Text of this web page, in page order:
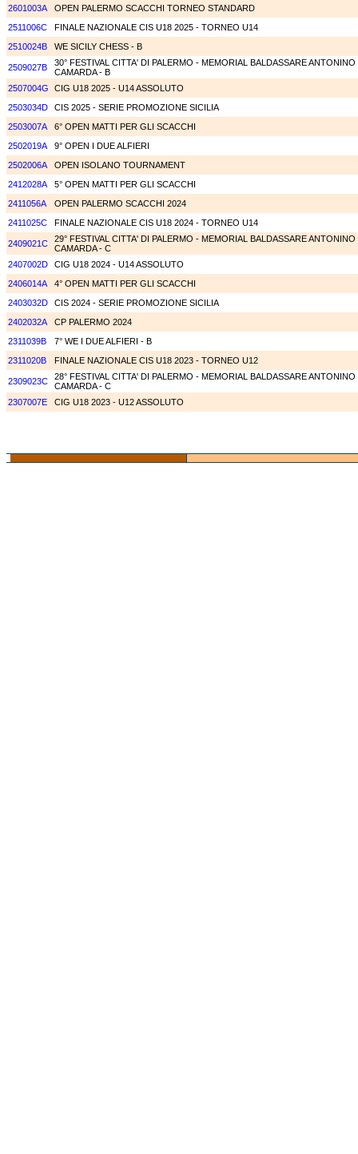
2601003A
OPEN PALERMO SCACCHI TORNEO STANDARD
2511006C
FINALE NAZIONALE CIS U18 2025 - TORNEO U14
2510024B
WE SICILY CHESS - B
2509027B
30° FESTIVAL CITTA' DI PALERMO - MEMORIAL BALDASSARE ANTONINO
CAMARDA - B
2507004G
CIG U18 2025 - U14 ASSOLUTO
2503034D
CIS 2025 - SERIE PROMOZIONE SICILIA
2503007A
6° OPEN MATTI PER GLI SCACCHI
2502019A
9° OPEN I DUE ALFIERI
2502006A
OPEN ISOLANO TOURNAMENT
2412028A
5° OPEN MATTI PER GLI SCACCHI
2411056A
OPEN PALERMO SCACCHI 2024
2411025C
FINALE NAZIONALE CIS U18 2024 - TORNEO U14
2409021C
29° FESTIVAL CITTA' DI PALERMO - MEMORIAL BALDASSARE ANTONINO
CAMARDA - C
2407002D
CIG U18 2024 - U14 ASSOLUTO
2406014A
4° OPEN MATTI PER GLI SCACCHI
2403032D
CIS 2024 - SERIE PROMOZIONE SICILIA
2402032A
CP PALERMO 2024
2311039B
7° WE I DUE ALFIERI - B
2311020B
FINALE NAZIONALE CIS U18 2023 - TORNEO U12
2309023C
28° FESTIVAL CITTA' DI PALERMO - MEMORIAL BALDASSARE ANTONINO
CAMARDA - C
2307007E
CIG U18 2023 - U12 ASSOLUTO